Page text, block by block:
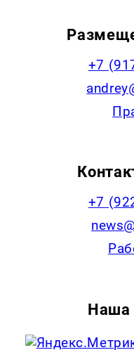
+7
+7
Наша